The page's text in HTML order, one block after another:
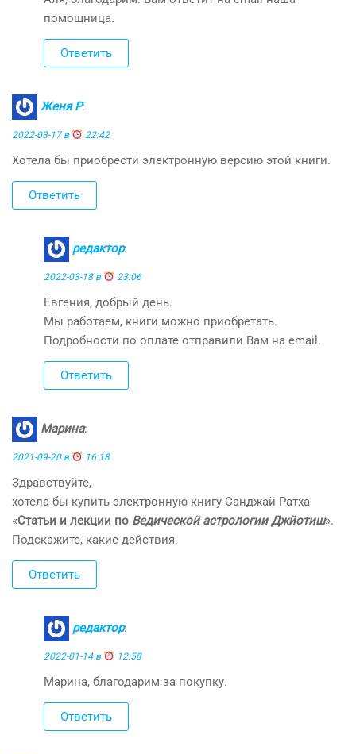
помощница.
Ответить
Женя Р:
2022-03-17 в 22:42
Хотела бы приобрести электронную версию этой книги.
Ответить
редактор:
2022-03-18 в 23:06
Евгения, добрый день.
Мы работаем, книги можно приобретать.
Подробности по оплате отправили Вам на email.
Ответить
Марина:
2021-09-20 в 16:18
Здравствуйте,
хотела бы купить электронную книгу Санджай Ратха
«Статьи и лекции по Ведической астрологии Джйотиш».
Подскажите, какие действия.
Ответить
редактор:
2022-01-14 в 12:58
Марина, благодарим за покупку.
Ответить